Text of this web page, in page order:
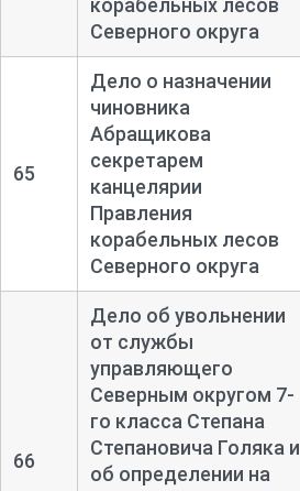
корабельных лесов
Северного округа
65
Дело о назначении
чиновника
Абращикова
секретарем
канцелярии
Правления
корабельных лесов
Северного округа
66
Дело об увольнении
от службы
управляющего
Северным округом 7-
го класса Степана
Степановича Голяка и
об определении на